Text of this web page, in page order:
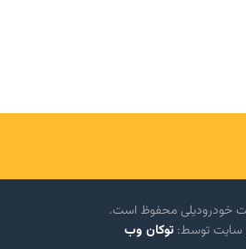
سایت توسط: توکان وب